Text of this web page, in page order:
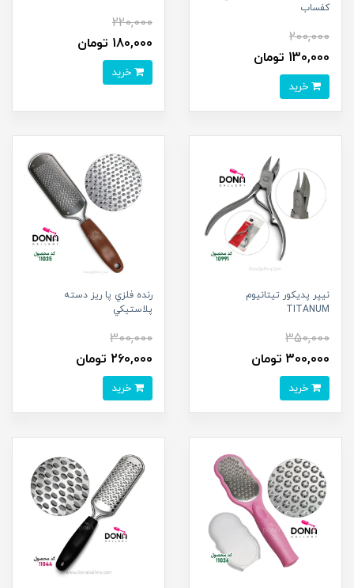
کفساب
200,000
130,000 تومان
220,000
180,000 تومان
نيپر پديکور تيتانيوم
TITANUM
350,000
300,000 تومان
رنده فلزي پا ريز دسته
پلاستيکي
300,000
260,000 تومان